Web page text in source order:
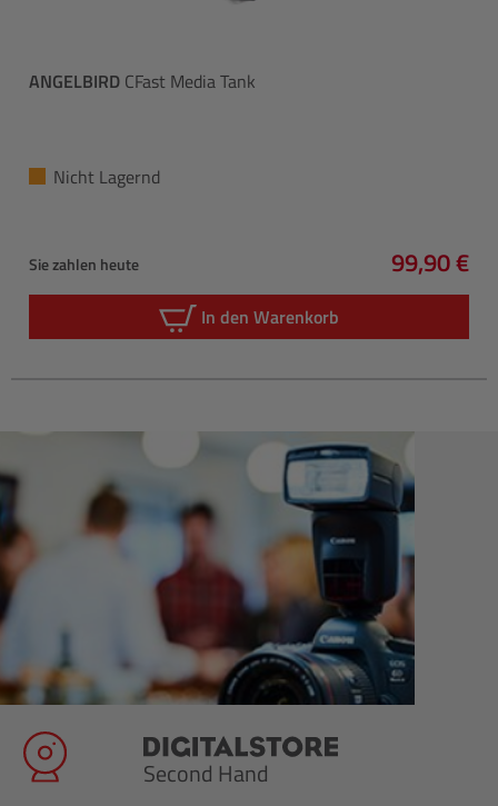
ANGELBIRD CFast Media Tank
Nicht Lagernd
Sie zahlen heute 99,90 €
In den Warenkorb
Second Hand